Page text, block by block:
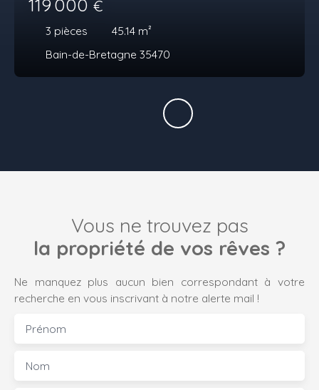
119 000 €
3 pièces 45.14 m²
Bain-de-Bretagne 35470
Vous ne trouvez pas
la propriété de vos rêves ?
Ne manquez plus aucun bien correspondant à votre
recherche en vous inscrivant à notre alerte mail !
Prénom
Nom